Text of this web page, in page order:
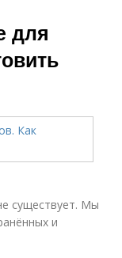
для
существует. Мы
и